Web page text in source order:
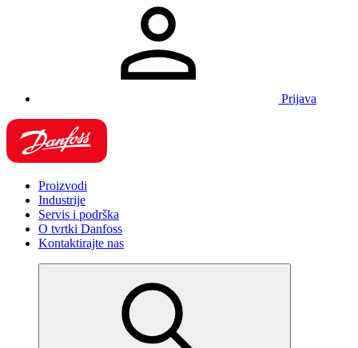
Prijava
Proizvodi
Industrije
Servis i podrška
O tvrtki Danfoss
Kontaktirajte nas